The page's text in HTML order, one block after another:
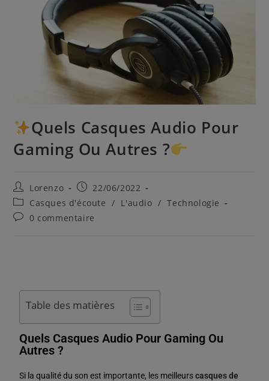
Quels Casques Audio Pour
Gaming Ou Autres ?
Lorenzo
22/06/2022
Casques d'écoute / L'audio / Technologie
0 commentaire
Table des matières
Quels Casques Audio Pour Gaming Ou
Autres ?
Si la qualité du son est importante, les meilleurscasques de